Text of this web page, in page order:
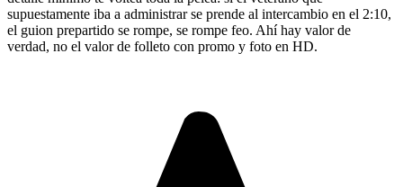
supuestamente iba a administrar se prende al intercambio en el 2:10,
el guion prepartido se rompe, se rompe feo. Ahí hay valor de
verdad, no el valor de folleto con promo y foto en HD.